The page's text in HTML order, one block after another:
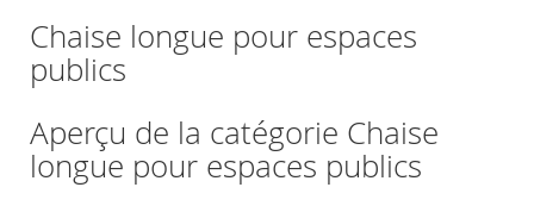
Chaise longue pour espaces
publics
Aperçu de la catégorie Chaise
longue pour espaces publics